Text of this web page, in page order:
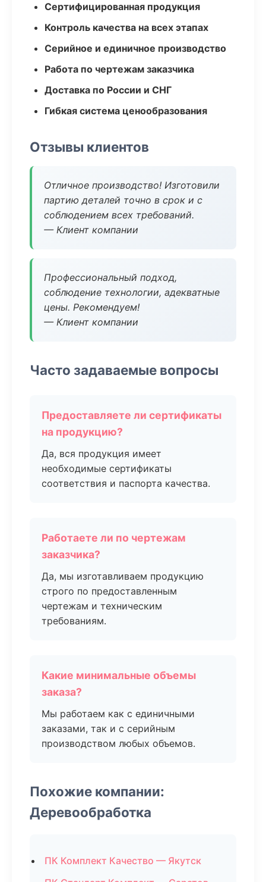
Сертифицированная продукция
Контроль качества на всех этапах
Серийное и единичное производство
Работа по чертежам заказчика
Доставка по России и СНГ
Гибкая система ценообразования
Отзывы клиентов
Отличное производство! Изготовили
партию деталей точно в срок и с
соблюдением всех требований.
— Клиент компании
Профессиональный подход,
соблюдение технологии, адекватные
цены. Рекомендуем!
— Клиент компании
Часто задаваемые вопросы
Предоставляете ли сертификаты
на продукцию?
Да, вся продукция имеет
необходимые сертификаты
соответствия и паспорта качества.
Работаете ли по чертежам
заказчика?
Да, мы изготавливаем продукцию
строго по предоставленным
чертежам и техническим
требованиям.
Какие минимальные объемы
заказа?
Мы работаем как с единичными
заказами, так и с серийным
производством любых объемов.
Похожие компании:
Деревообработка
ПК Комплект Качество — Якутск